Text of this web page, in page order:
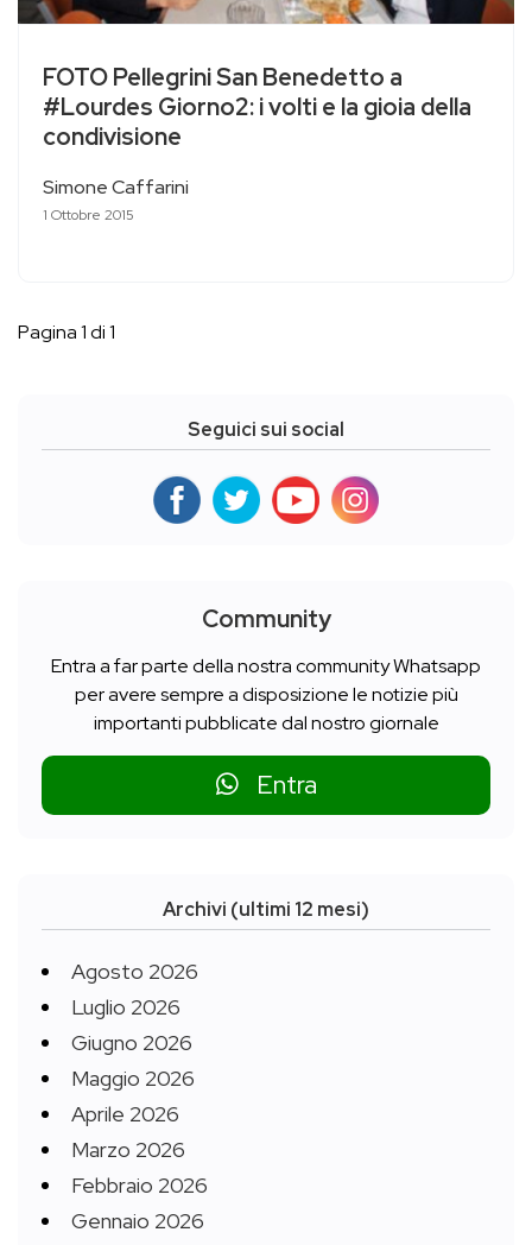
FOTO Pellegrini San Benedetto a
#Lourdes Giorno2: i volti e la gioia della
condivisione
Simone Caffarini
1 Ottobre 2015
Pagina 1 di 1
Seguici sui social
Community
Entra a far parte della nostra community Whatsapp
per avere sempre a disposizione le notizie più
importanti pubblicate dal nostro giornale
Entra
Archivi (ultimi 12 mesi)
Agosto 2026
Luglio 2026
Giugno 2026
Maggio 2026
Aprile 2026
Marzo 2026
Febbraio 2026
Gennaio 2026